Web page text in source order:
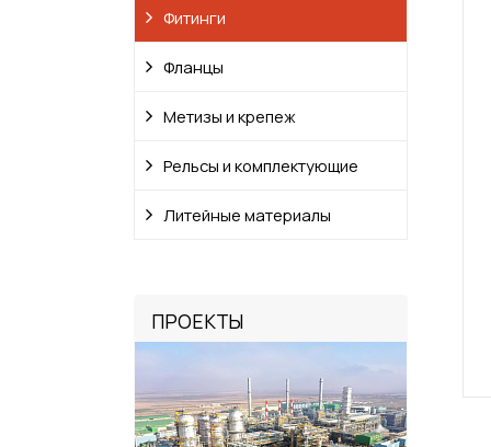
Фитинги
Фланцы
Метизы и крепеж
Рельсы и комплектующие
Литейные материалы
ПРОЕКТЫ